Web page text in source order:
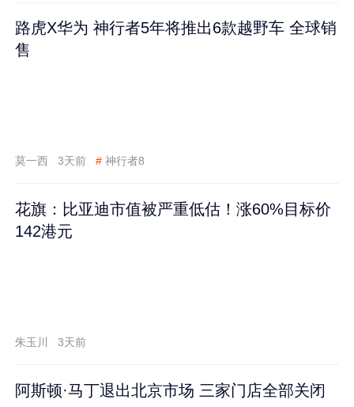
路虎X华为 神行者5年将推出6款越野车 全球销
售
莫一西 3天前 # 神行者8
花旗：比亚迪市值被严重低估！涨60%目标价
142港元
朱玉川 3天前
阿斯顿·马丁退出北京市场 三家门店全部关闭